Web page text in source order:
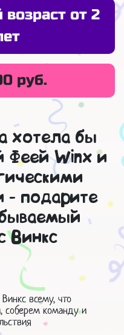
от 2
руб.
хотела бы
Феей Winx и
- подарите
Винкс
всему, что
соберем команду и